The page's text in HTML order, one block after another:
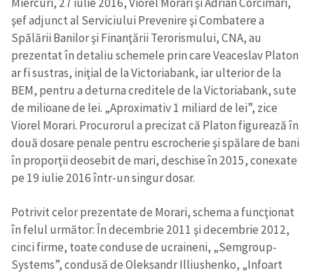
Miercuri, 27 iulie 2016, Viorel Morari şi Adrian Corcimari,
şef adjunct al Serviciului Prevenire şi Combatere a
Spălării Banilor şi Finanţării Terorismului, CNA, au
prezentat în detaliu schemele prin care Veaceslav Platon
ar fi sustras, iniţial de la Victoriabank, iar ulterior de la
BEM, pentru a deturna creditele de la Victoriabank, sute
de milioane de lei. „Aproximativ 1 miliard de lei”, zice
Viorel Morari. Procurorul a precizat că Platon figurează în
două dosare penale pentru escrocherie şi spălare de bani
în proporţii deosebit de mari, deschise în 2015, conexate
pe 19 iulie 2016 într-un singur dosar.
Potrivit celor prezentate de Morari, schema a funcţionat
în felul următor: În decembrie 2011 şi decembrie 2012,
cinci firme, toate conduse de ucraineni, „Semgroup-
Systems”, condusă de Oleksandr Illiushenko, „Infoart